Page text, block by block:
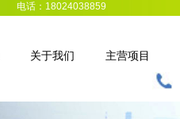
电话：18024038859
关于我们 主营项目